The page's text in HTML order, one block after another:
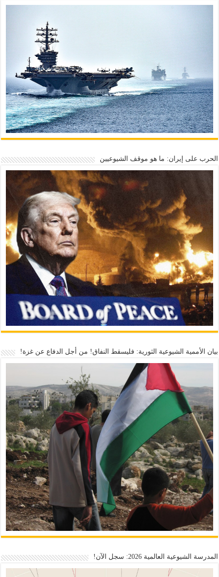
الحرب على إيران: ما هو موقف الشيوعيين
بيان الأممية الشيوعية الثورية: فليسقط النفاق! من أجل الدفاع عن غزة!
المدرسة الشيوعية العالمية 2026: سجل الآن!